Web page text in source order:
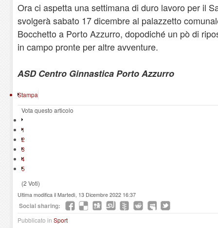
Ora ci aspetta una settimana di duro lavoro per il
svolgerà sabato 17 dicembre al palazzetto
Bocchetto a Porto Azzurro, dopodiché un pò di
in campo pronte per altre avventure.
ASD Centro Ginnastica Porto Azzurro
Stampa
Vota questo articolo
1
2
3
4
5
(2 Voti)
Ultima modifica il Martedì, 13 Dicembre 2022 16:37
Social sharing:
Pubblicato in Sport